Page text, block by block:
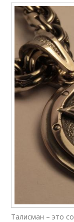
Талисман – это